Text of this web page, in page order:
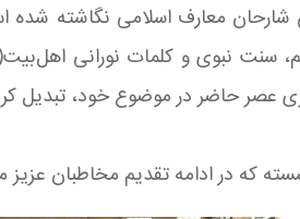
شارحان معارف اسلامی نگاشته شده
سنت نبوی و کلمات نورانی
عصر حاضر در موضوع خود، تبدیل
که در ادامه تقدیم مخاطبان عزیز